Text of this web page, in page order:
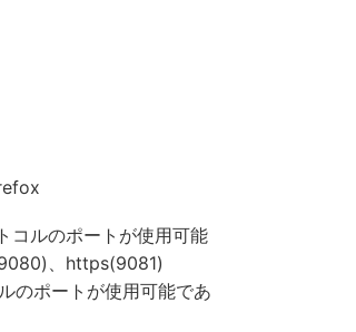
コルのポートが使用可能
、https(9081)
のポートが使用可能であ